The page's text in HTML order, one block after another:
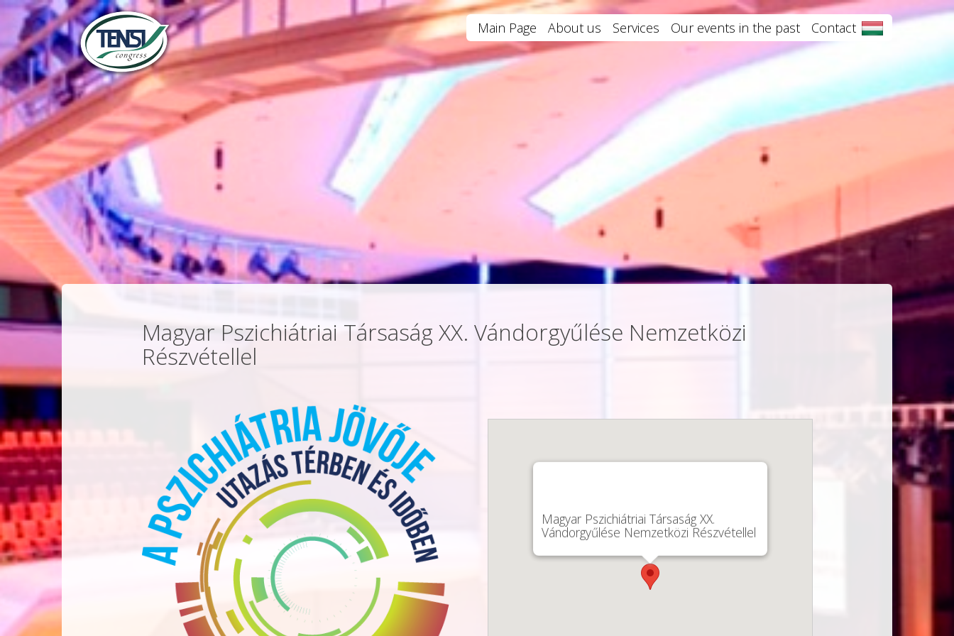
Main Page About us Services Our events in the past Contact
Magyar Pszichiátriai Társaság XX. Vándorgyűlése Nemzetközi
Részvétellel
Magyar Pszichiátriai Társaság XX.
Vándorgyűlése Nemzetközi Részvétellel